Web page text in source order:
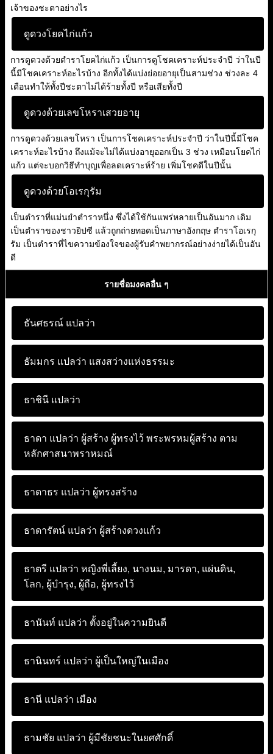
เจ้าของชะตาอย่างไร
ดูดวงโยคไก่แก้ว
การดูดวงด้วยตำราโยคไก่แก้ว เป็นการดูโชคเคราะห์ประจำปี ว่าในปี
นี้มีโชคเคราะห์อะไรบ้าง อีกทั้งได้แบ่งย่อยอายุเป็นสามช่วง ช่วงละ 4
เดือนทำให้ทั้งปีชะตาไม่ได้ร้ายทั้งปี หรือเสียทั้งปี
ดูดวงด้วยเลขโหราเสวยอายุ
การดูดวงด้วยเลขโหรา เป็นการโชคเคราะห์ประจำปี ว่าในปีนี้มีโชค
เคราะห์อะไรบ้าง ถึงแม้จะไม่ได้แบ่งอายุออกเป็น 3 ช่วง เหมือนโยคไก่
แก้ว แต่จะบอกวิธีทำบุญเพื่อลดเคราะห์ร้าย เพิ่มโชคดีในปีนั้น
ดูดวงด้วยโอเรกุรัม
เป็นตำราที่แม่นยำตำราหนึ่ง ซึ่งได้ใช้กันแพร่หลายเป็นอันมาก เดิม
เป็นตำราของชาวยิปซี แล้วถูกถ่ายทอดเป็นภาษาอังกฤษ ตำราโอเรกุ
รัม เป็นตำราที่ไขความข้องใจของผู้รับคำพยากรณ์อย่างง่ายได้เป็นอัน
ดี
รายชื่อมงคลอื่น ๆ
ธันศธรณ์ แปลว่า
ธัมมกร แปลว่า แสงสว่างแห่งธรรมะ
ธาชินี แปลว่า
ธาดา แปลว่า ผู้สร้าง ผู้ทรงไว้ พระพรหมผู้สร้าง ตาม
หลักศาสนาพราหมณ์
ธาดาธร แปลว่า ผู้ทรงสร้าง
ธาดารัตน์ แปลว่า ผู้สร้างดวงแก้ว
ธาตรี แปลว่า หญิงพี่เลี้ยง, นางนม, มารดา, แผ่นดิน,
โลก, ผู้บำรุง, ผู้ถือ, ผู้ทรงไว้
ธานันท์ แปลว่า ตั้งอยู่ในความยินดี
ธานินทร์ แปลว่า ผู้เป็นใหญ่ในเมือง
ธานี แปลว่า เมือง
ธามชัย แปลว่า ผู้มีชัยชนะในยศศักดิ์